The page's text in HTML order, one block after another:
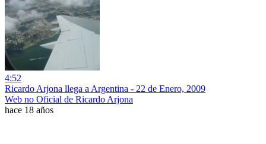
4:52
Ricardo Arjona llega a Argentina - 22 de Enero, 2009
Web no Oficial de Ricardo Arjona
hace 18 años